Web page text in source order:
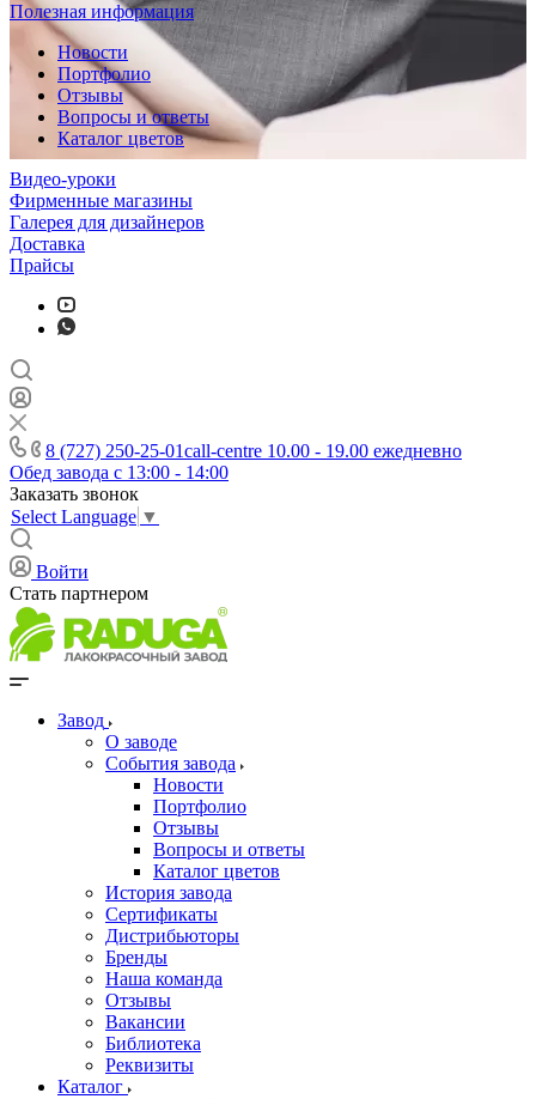
Полезная информация
Новости
Портфолио
Отзывы
Вопросы и ответы
Каталог цветов
Видео-уроки
Фирменные магазины
Галерея для дизайнеров
Доставка
Прайсы
8 (727) 250-25-01call-centre 10.00 - 19.00 ежедневно
Обед завода с 13:00 - 14:00
Заказать звонок
Select Language ▼
Войти
Стать партнером
Завод
О заводе
События завода
Новости
Портфолио
Отзывы
Вопросы и ответы
Каталог цветов
История завода
Сертификаты
Дистрибьюторы
Бренды
Наша команда
Отзывы
Вакансии
Библиотека
Реквизиты
Каталог